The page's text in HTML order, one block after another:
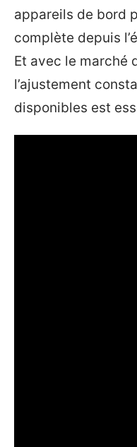
appareils de bord
complète depuis
Et avec le marché
l’ajustement
disponibles est